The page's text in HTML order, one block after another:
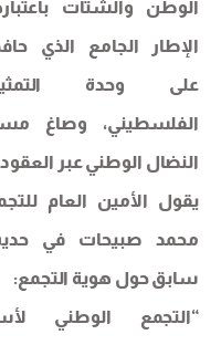
الوطن والشتات باعتبارها
الإطار الجامع الذي حافظ
على وحدة التمثيل
الفلسطيني، وصاغ مسار
النضال الوطني عبر العقود.
يقول الأمين العام للتجمع
محمد صبيحات في حديث
سابق حول هوية التجمع:
“التجمع الوطني لأسر